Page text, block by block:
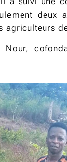
deux
agriculteurs
Nour,